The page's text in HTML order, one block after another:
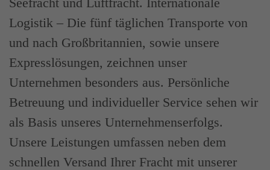
Logistik – Die fünf täglichen Transporte von
und nach Großbritannien, sowie unsere
Expresslösungen, zeichnen unser
Unternehmen besonders aus. Persönliche
Betreuung und individueller Service sehen wir
als Basis unseres Unternehmenserfolgs.
Unsere Leistungen umfassen neben dem
schnellen Versand Ihrer Fracht mit unserer